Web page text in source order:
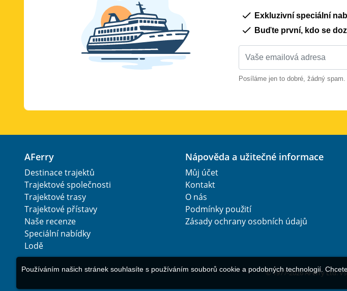
Exkluzivní speciální
Buďte první, kdo se
Posíláme jen to dobré, žádný
AFerry
Destinace trajektů
Trajektové společnosti
Trajektové trasy
Trajektové přístavy
Naše recenze
Speciální nabídky
Lodě
Nápověda a užitečné informace
Můj účet
Kontakt
O nás
Podmínky použití
Zásady ochrany osobních údajů
© 1977-2026AFerry Ltd.
Používáním našich stránek souhlasíte s používáním souborů cookie a podobných technologií.